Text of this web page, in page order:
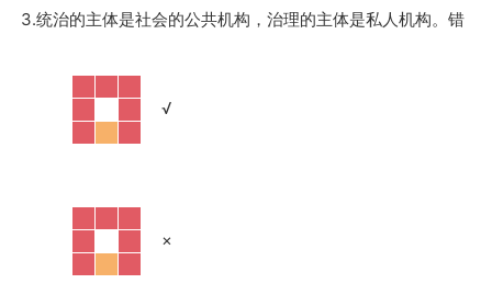
3.统治的主体是社会的公共机构，治理的主体是私人机构。错
√
×